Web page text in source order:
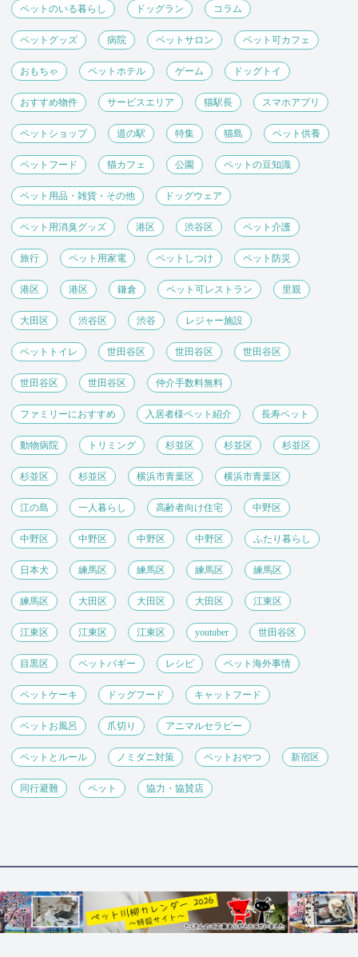
ペットのいる暮らし ドッグラン コラム
ペットグッズ 病院 ペットサロン ペット可カフェ
おもちゃ ペットホテル ゲーム ドッグトイ
おすすめ物件 サービスエリア 猫駅長 スマホアプリ
ペットショップ 道の駅 特集 猫島 ペット供養
ペットフード 猫カフェ 公園 ペットの豆知識
ペット用品・雑貨・その他 ドッグウェア
ペット用消臭グッズ 港区 渋谷区 ペット介護
旅行 ペット用家電 ペットしつけ ペット防災
港区 港区 鎌倉 ペット可レストラン 里親
大田区 渋谷区 渋谷 レジャー施設
ペットトイレ 世田谷区 世田谷区 世田谷区
世田谷区 世田谷区 仲介手数料無料
ファミリーにおすすめ 入居者様ペット紹介 長寿ペット
動物病院 トリミング 杉並区 杉並区 杉並区
杉並区 杉並区 横浜市青葉区 横浜市青葉区
江の島 一人暮らし 高齢者向け住宅 中野区
中野区 中野区 中野区 中野区 ふたり暮らし
日本犬 練馬区 練馬区 練馬区 練馬区
練馬区 大田区 大田区 大田区 江東区
江東区 江東区 江東区 youtuber 世田谷区
目黒区 ペットバギー レシピ ペット海外事情
ペットケーキ ドッグフード キャットフード
ペットお風呂 爪切り アニマルセラピー
ペットとルール ノミダニ対策 ペットおやつ 新宿区
同行避難 ペット 協力・協賛店